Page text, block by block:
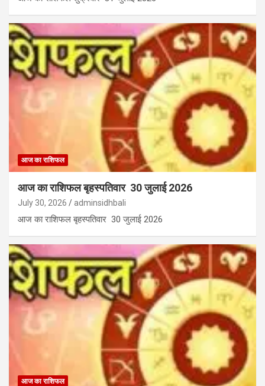
आज का राशिफल
आज का राशिफल बृहस्पतिवार 30 जुलाई 2026
July 30, 2026 adminsidhbali
आज का राशिफल बृहस्पतिवार 30 जुलाई 2026
आज का राशिफल